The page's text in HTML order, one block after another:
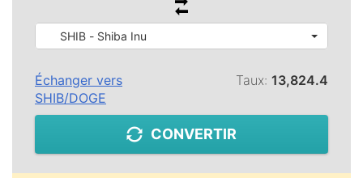
SHIB - Shiba Inu
Échanger vers
SHIB/DOGE
Taux: 13,824.4
CONVERTIR